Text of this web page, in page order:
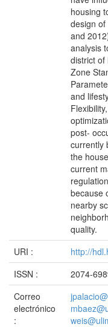
housing
design
and
analysis
district of
Zone
and
post-
currently
the
current
because
nearby
quality.
URI :
http://
ISSN :
2074-
Correo
electrónico
: